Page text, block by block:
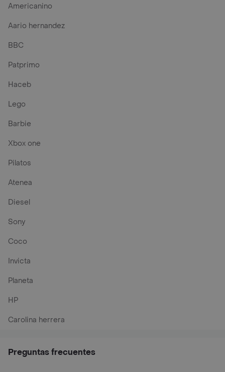
Pilatos
Atenea
Diesel
Sony
Coco
Invicta
Planeta
HP
Carolina herrera
Preguntas frecuentes
¿En dónde puedo comprar productos de
¿Cúales son los 3 Productos de Fosfogen mas
populares en Rappi?